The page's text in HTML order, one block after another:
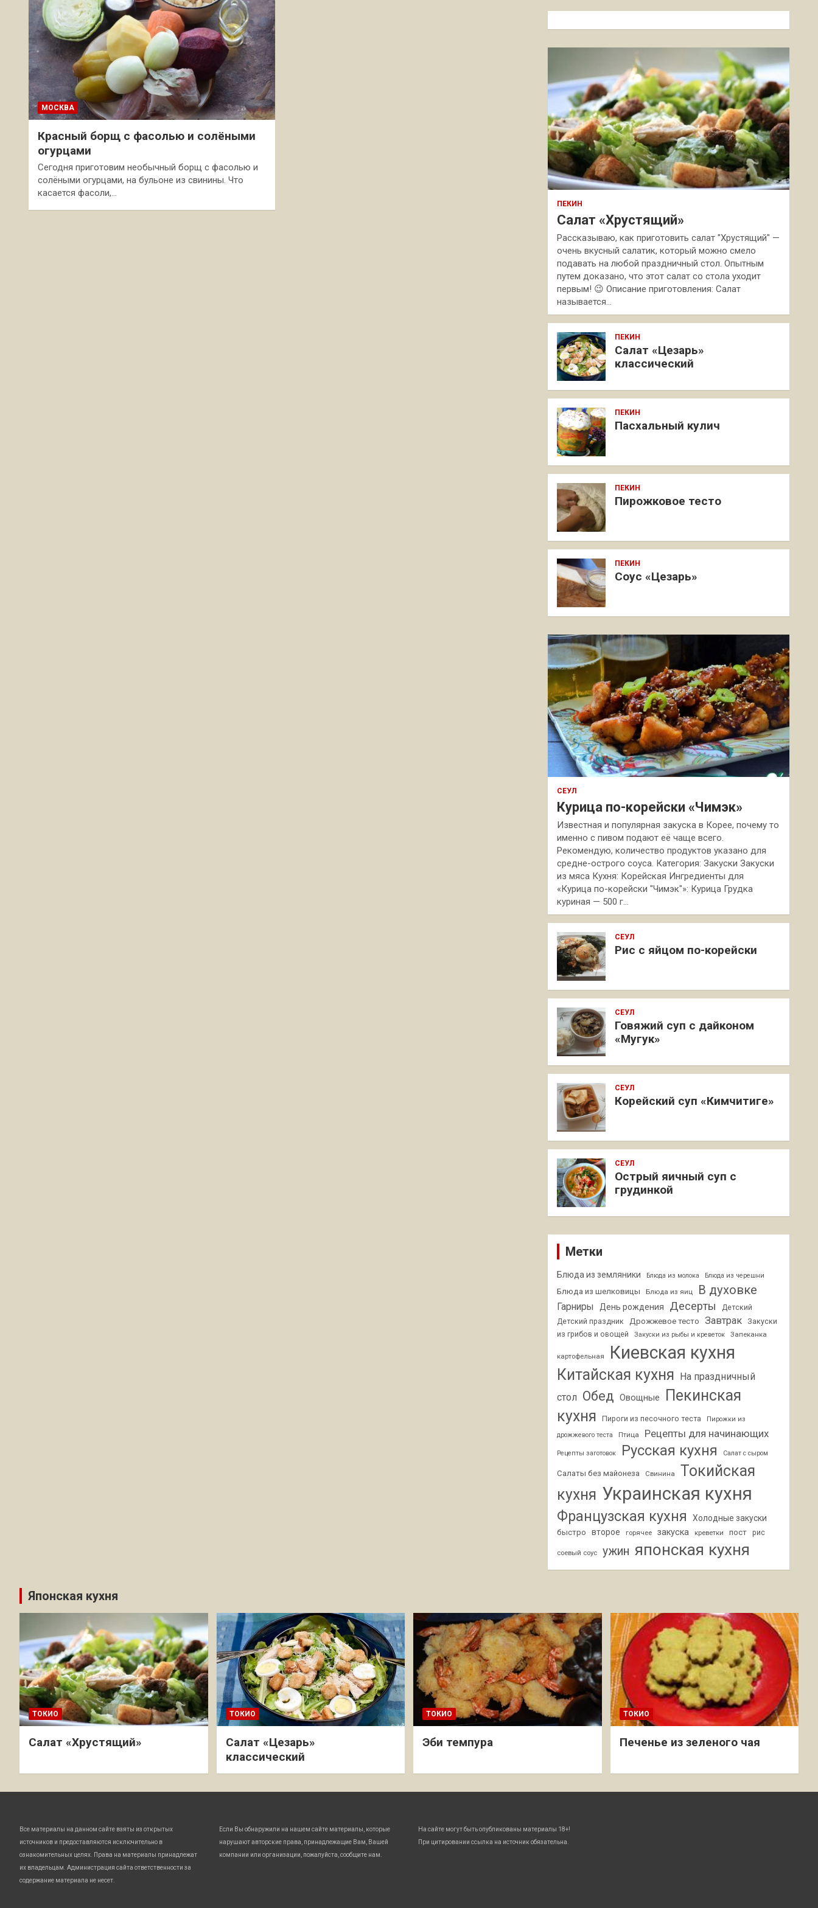
МОСКВА
Красный борщ с фасолью и солёными
огурцами
Сегодня приготовим необычный борщ с фасолью и
солёными огурцами, на бульоне из свинины. Что
касается фасоли,…
к
ПЕКИН
Салат «Хрустящий»
Рассказываю, как приготовить салат "Хрустящий" —
очень вкусный салатик, который можно смело
подавать на любой праздничный стол. Опытным
путем доказано, что этот салат со стола уходит
первым! 😉 Описание приготовления: Салат
называется…
ПЕКИН
Салат «Цезарь»
классический
ПЕКИН
Пасхальный кулич
ПЕКИН
Пирожковое тесто
ПЕКИН
Соус «Цезарь»
СЕУЛ
Курица по-корейски «Чимэк»
Известная и популярная закуска в Корее, почему то
именно с пивом подают её чаще всего.
Рекомендую, количество продуктов указано для
средне-острого соуса. Категория: Закуски Закуски
из мяса Кухня: Корейская Ингредиенты для
«Курица по-корейски "Чимэк"»: Курица Грудка
куриная — 500 г…
СЕУЛ
Рис с яйцом по-корейски
СЕУЛ
Говяжий суп с дайконом
«Мугук»
СЕУЛ
Корейский суп «Кимчитиге»
СЕУЛ
Острый яичный суп с
грудинкой
Метки
Блюда из земляники Блюда из молока Блюда из черешни
Блюда из шелковицы Блюда из яиц В духовке
Гарниры День рождения Десерты
Детский
Детский праздник
Дрожжевое тесто Завтрак
Закуски
из грибов и овощей
Закуски из рыбы и креветок Запеканка
картофельная Киевская кухня
Китайская кухня На праздничный
стол Обед Овощные
Пекинская
кухня
Пироги из песочного теста
Пирожки из
дрожжевого теста
Птица Рецепты для начинающих
Рецепты заготовок Русская кухня Салат с сыром
Салаты без майонеза Свинина
Токийская
кухня Украинская кухня
Французская кухня Холодные закуски
быстро второе горячее закуска креветки пост рис
соевый соус ужин японская кухня
Японская кухня
ТОКИО
Салат «Хрустящий»
ТОКИО
Салат «Цезарь»
классический
ТОКИО
Эби темпура
ТОКИО
Печенье из зеленого чая
Все материалы на данном сайте взяты из открытых
источников и предоставляются исключительно в
ознакомительных целях. Права на материалы принадлежат
их владельцам. Администрация сайта ответственности за
содержание материала не несет.
Если Вы обнаружили на нашем сайте материалы, которые
нарушают авторские права, принадлежащие Вам, Вашей
компании или организации, пожалуйста, сообщите нам.
На сайте могут быть опубликованы материалы 18+!
При цитировании ссылка на источник обязательна.